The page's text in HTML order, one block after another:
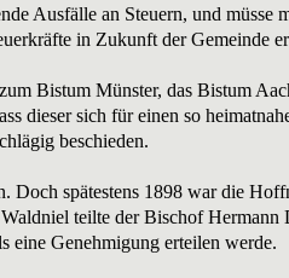
Ausfälle an Steuern, und müsse
in Zukunft der Gemeinde
Bistum Münster, das Bistum
dieser sich für einen so
beschieden.
Doch spätestens 1898 war die
teilte der Bischof Hermann
eine Genehmigung erteilen werde.